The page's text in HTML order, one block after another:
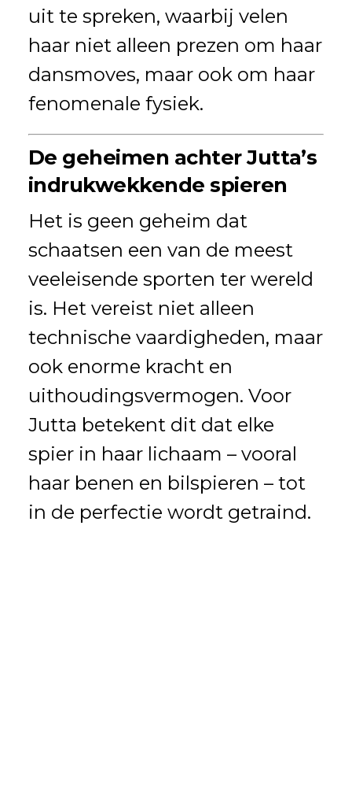
uit te spreken, waarbij velen
haar niet alleen prezen om haar
dansmoves, maar ook om haar
fenomenale fysiek.
De geheimen achter Jutta’s
indrukwekkende spieren
Het is geen geheim dat
schaatsen een van de meest
veeleisende sporten ter wereld
is. Het vereist niet alleen
technische vaardigheden, maar
ook enorme kracht en
uithoudingsvermogen. Voor
Jutta betekent dit dat elke
spier in haar lichaam – vooral
haar benen en bilspieren – tot
in de perfectie wordt getraind.